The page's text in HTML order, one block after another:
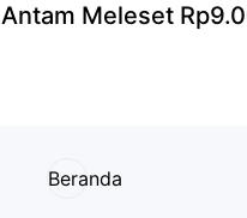
Antam Meleset
Beranda